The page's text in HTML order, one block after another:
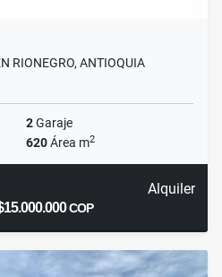
RIONEGRO, ANTIOQUIA
2Garaje
620Área m2
Alquiler
COP